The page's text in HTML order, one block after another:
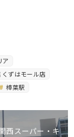
ア
くずはモール店
樟葉駅
西スーパー・キ